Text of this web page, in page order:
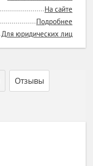
На сайте
Подробнее
Для юридических лиц
Отзывы